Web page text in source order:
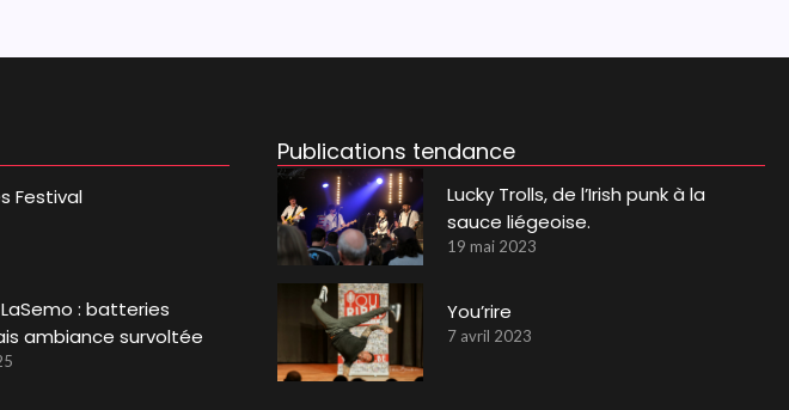
Festival
: batteries
ambiance survoltée
Publications tendance
Lucky Trolls, de l’Irish punk à la
sauce liégeoise.
19 mai 2023
You’rire
7 avril 2023